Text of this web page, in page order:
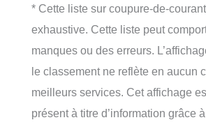
* Cette liste sur coupure-de-
exhaustive. Cette liste peut
manques ou des erreurs.
le classement ne reflète en aucun
meilleurs services. Cet affichage
présent à titre d’information grâce